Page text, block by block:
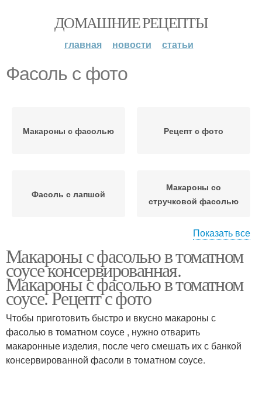
ДОМАШНИЕ РЕЦЕПТЫ
главная новости статьи
Фасоль с фото
Макароны с фасолью Рецепт с фото
Фасоль с лапшой
Макароны со
стручковой фасолью
Рецепт макарон с
стручковой фасолью
Фасоль в томате
Фарш с фасолью
Фасоль в томатном
соусе
Показать все
Макароны с фасолью в томатном
соусе консервированная.
Макароны с фасолью в томатном
соусе. Рецепт с фото
Чтобы приготовить быстро и вкусно макароны с
фасолью в томатном соусе , нужно отварить
макаронные изделия, после чего смешать их с банкой
консервированной фасоли в томатном соусе.